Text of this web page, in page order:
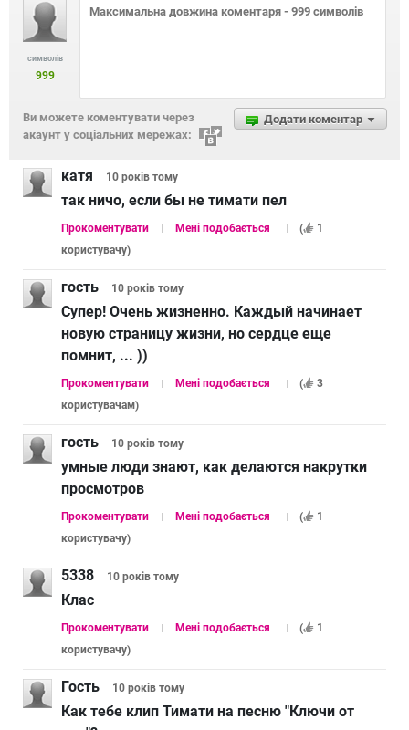
символів
999
Додати коментар
Ви можете коментувати через
акаунт у соціальних мережах:
катя 10 років тому
так ничо, если бы не тимати пел
Прокоментувати Мені подобається (
1
користувачу)
гость 10 років тому
Супер! Очень жизненно. Каждый начинает
новую страницу жизни, но сердце еще
помнит, ... ))
Прокоментувати Мені подобається (
3
користувачам)
гость 10 років тому
умные люди знают, как делаются накрутки
просмотров
Прокоментувати Мені подобається (
1
користувачу)
5338 10 років тому
Клас
Прокоментувати Мені подобається (
1
користувачу)
Гость 10 років тому
Как тебе клип Тимати на песню "Ключи от